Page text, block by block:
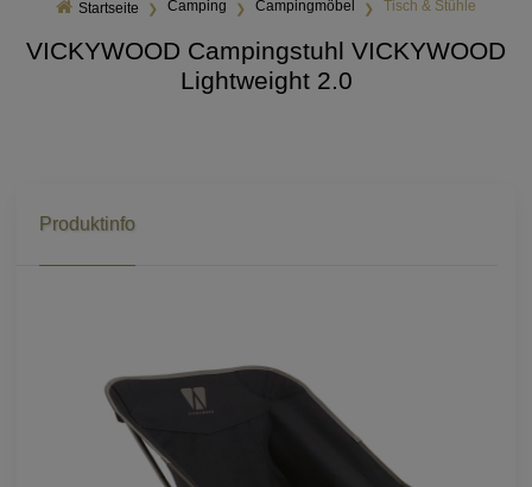
Startseite Camping Campingmöbel Tisch & Stühle
VICKYWOOD Campingstuhl VICKYWOOD
Lightweight 2.0
Produktinfo